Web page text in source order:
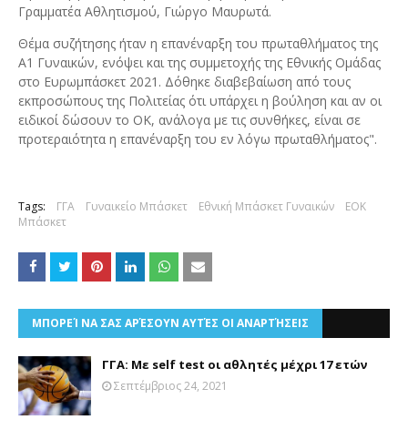
Γραμματέα Αθλητισμού, Γιώργο Μαυρωτά.
Θέμα συζήτησης ήταν η επανέναρξη του πρωταθλήματος της
Α1 Γυναικών, ενόψει και της συμμετοχής της Εθνικής Ομάδας
στο Ευρωμπάσκετ 2021. Δόθηκε διαβεβαίωση από τους
εκπροσώπους της Πολιτείας ότι υπάρχει η βούληση και αν οι
ειδικοί δώσουν το ΟΚ, ανάλογα με τις συνθήκες, είναι σε
προτεραιότητα η επανέναρξη του εν λόγω πρωταθλήματος".
Tags: ΓΓΑ Γυναικείο Μπάσκετ Εθνική Μπάσκετ Γυναικών
ΕΟΚ
Μπάσκετ
ΜΠΟΡΕΊ ΝΑ ΣΑΣ ΑΡΈΣΟΥΝ ΑΥΤΈΣ ΟΙ ΑΝΑΡΤΉΣΕΙΣ
ΓΓΑ: Με self test οι αθλητές μέχρι 17 ετών
Σεπτέμβριος 24, 2021